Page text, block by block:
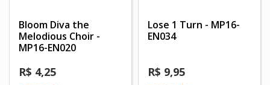
Bloom Diva the
Melodious Choir -
MP16-EN020
R$ 4,25
Lose 1 Turn - MP16-
EN034
R$ 9,95